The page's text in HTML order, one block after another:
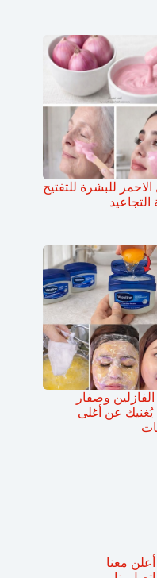
الاحمر للبشرة للتفتيح
التجاعيد
وصفار
يُغنيك عن أغلى
أعلن معنا